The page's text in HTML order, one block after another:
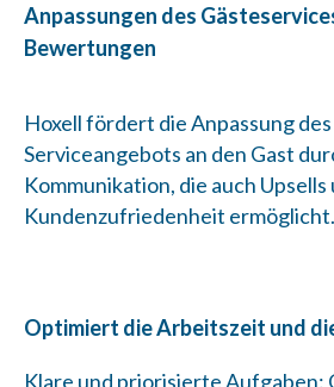
Anpassungen des
Bewertungen
Hoxell fördert die Anpassung des
Serviceangebots an den Gast
Kommunikation, die auch
Kundenzufriedenheit ermöglicht.
Optimiert die Arbeitszeit und
Klare und priorisierte Aufgaben: